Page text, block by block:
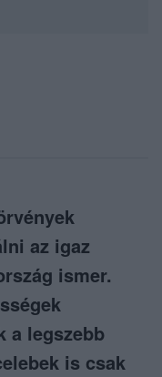
az igaz
ismer.
a legszebb
is csak